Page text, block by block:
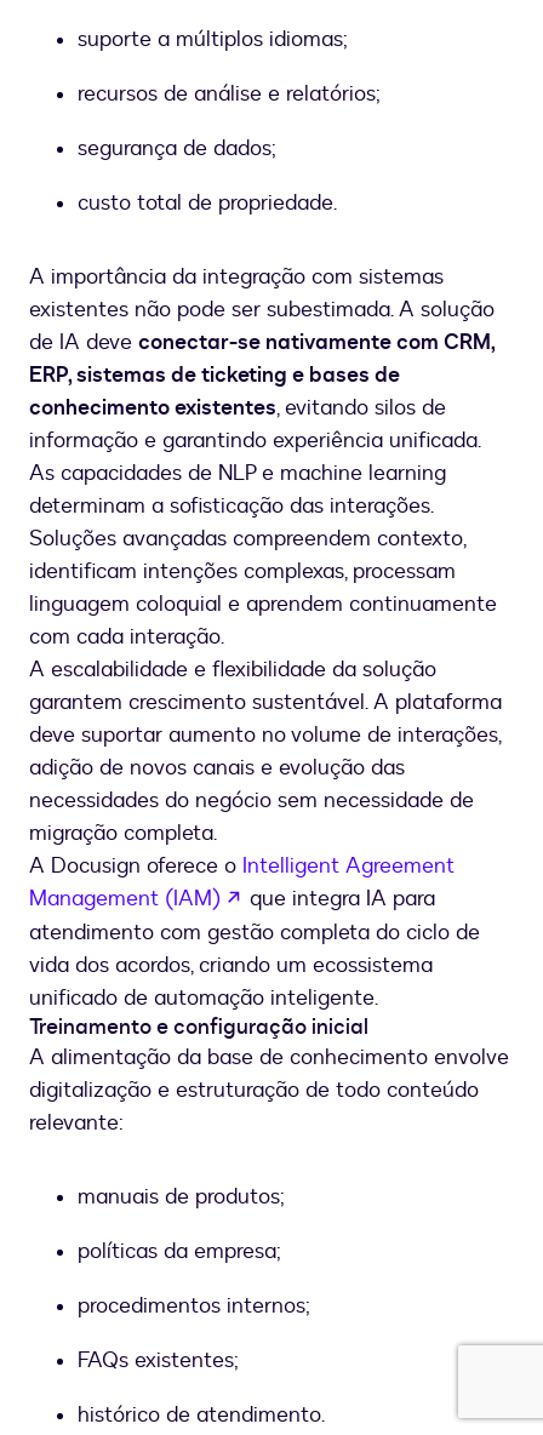
suporte a múltiplos idiomas;
recursos de análise e relatórios;
segurança de dados;
custo total de propriedade.
A importância da integração com sistemas
existentes não pode ser subestimada. A solução
de IA deve conectar-se nativamente com CRM,
ERP, sistemas de ticketing e bases de
conhecimento existentes, evitando silos de
informação e garantindo experiência unificada.
As capacidades de NLP e machine learning
determinam a sofisticação das interações.
Soluções avançadas compreendem contexto,
identificam intenções complexas, processam
linguagem coloquial e aprendem continuamente
com cada interação.
A escalabilidade e flexibilidade da solução
garantem crescimento sustentável. A plataforma
deve suportar aumento no volume de interações,
adição de novos canais e evolução das
necessidades do negócio sem necessidade de
migração completa.
A Docusign oferece o Intelligent Agreement
Management (IAM)
se abre en una nueva pestaña
que integra IA para
atendimento com gestão completa do ciclo de
vida dos acordos, criando um ecossistema
unificado de automação inteligente.
Treinamento e configuração inicial
A alimentação da base de conhecimento envolve
digitalização e estruturação de todo conteúdo
relevante:
manuais de produtos;
políticas da empresa;
procedimentos internos;
FAQs existentes;
histórico de atendimento.